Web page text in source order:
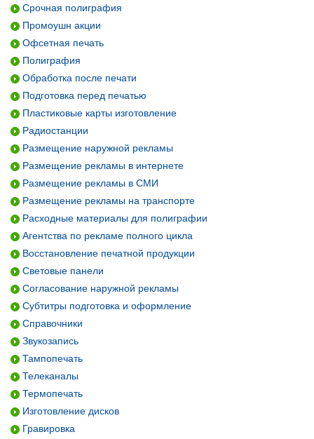
Срочная полиграфия
Промоушн акции
Офсетная печать
Полиграфия
Обработка после печати
Подготовка перед печатью
Пластиковые карты изготовление
Радиостанции
Размещение наружной рекламы
Размещение рекламы в интернете
Размещение рекламы в СМИ
Размещение рекламы на транспорте
Расходные материалы для полиграфии
Агентства по рекламе полного цикла
Восстановление печатной продукции
Световые панели
Согласование наружной рекламы
Субтитры подготовка и оформление
Справочники
Звукозапись
Тампопечать
Телеканалы
Термопечать
Изготовление дисков
Гравировка